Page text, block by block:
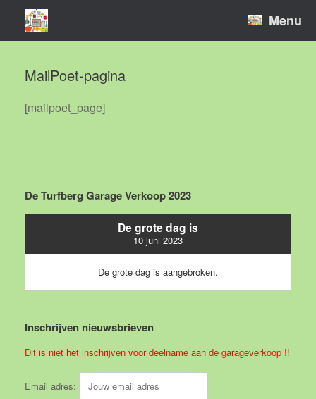
Menu
MailPoet-pagina
[mailpoet_page]
De Turfberg Garage Verkoop 2023
De grote dag is
10 juni 2023
De grote dag is aangebroken.
Inschrijven nieuwsbrieven
Dit is niet het inschrijven voor deelname aan de garageverkoop !!
Email adres: